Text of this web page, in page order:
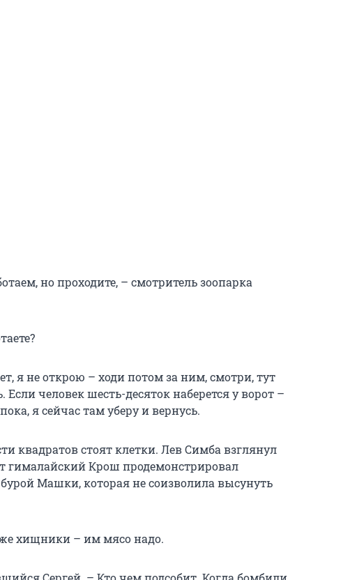
но проходите, – смотритель зоопарка
я не открою – ходи потом за ним, смотри, тут
человек шесть-десяток наберется у ворот –
я сейчас там уберу и вернусь.
квадратов стоят клетки. Лев Симба взглянул
гималайский Крош продемонстрировал
Машки, которая не соизволила высунуть
хищники – им мясо надо.